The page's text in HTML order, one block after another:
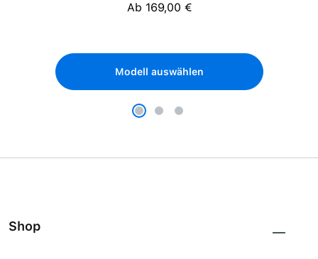
Regulärer Preis:
Ab 169,00 €
Modell auswählen
Shop